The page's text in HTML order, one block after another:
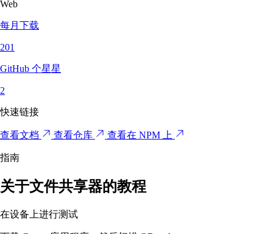
Web
每月下载
201
GitHub 个星星
2
快速链接
查看文档 查看仓库 查看在 NPM 上
指南
关于文件共享器的教程
在设备上进行测试